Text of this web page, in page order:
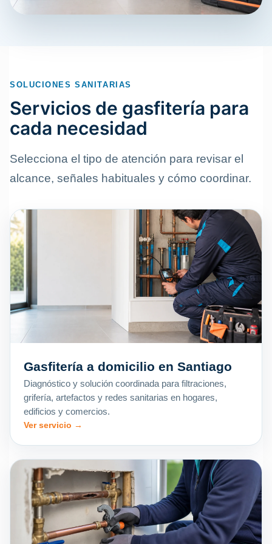
SOLUCIONES SANITARIAS
Servicios de gasfitería para
cada necesidad
Selecciona el tipo de atención para revisar el
alcance, señales habituales y cómo coordinar.
Gasfitería a domicilio en Santiago
Diagnóstico y solución coordinada para filtraciones,
grifería, artefactos y redes sanitarias en hogares,
edificios y comercios.
Ver servicio →